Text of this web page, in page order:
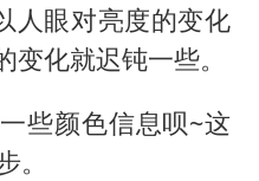
人眼对亮度的变化
化就迟钝一些。
些颜色信息呗~这
。